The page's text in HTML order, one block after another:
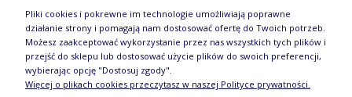
Bolesławcu
85,90 zł
DO KOSZYKA
Pliki cookies i pokrewne im technologie umożliwiają poprawne
działanie strony i pomagają nam dostosować ofertę do Twoich potrzeb.
Możesz zaakceptować wykorzystanie przez nas wszystkich tych plików i
przejść do sklepu lub dostosować użycie plików do swoich preferencji,
wybierając opcję "Dostosuj zgody".
Więcej o plikach cookies przeczytasz w naszej Polityce prywatności.